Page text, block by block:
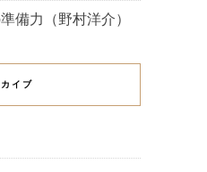
備力（野村洋介）
イブ